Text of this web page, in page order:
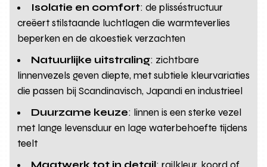
Isolatie en comfort: de plisséstructuur
creëert stilstaande luchtlagen die warmteverlies
beperken en de akoestiek verzachten
Natuurlijke uitstraling: zichtbare
linnenvezels geven diepte, met subtiele kleurvariaties
die passen bij Scandinavisch, Japandi en industrieel
Duurzame keuze: linnen is een sterke vezel
met lange levensduur en lage waterbehoefte tijdens
teelt